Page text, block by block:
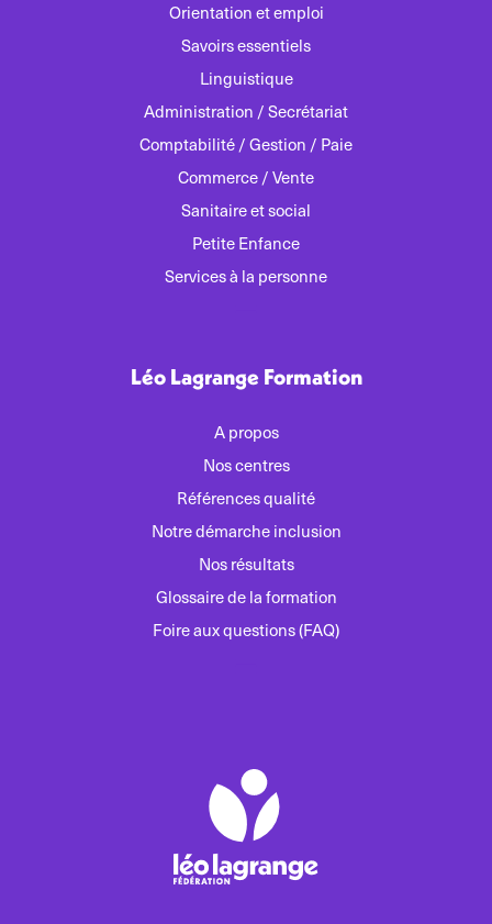
Orientation et emploi
Savoirs essentiels
Linguistique
Administration / Secrétariat
Comptabilité / Gestion / Paie
Commerce / Vente
Sanitaire et social
Petite Enfance
Services à la personne
Léo Lagrange Formation
A propos
Nos centres
Références qualité
Notre démarche inclusion
Nos résultats
Glossaire de la formation
Foire aux questions (FAQ)